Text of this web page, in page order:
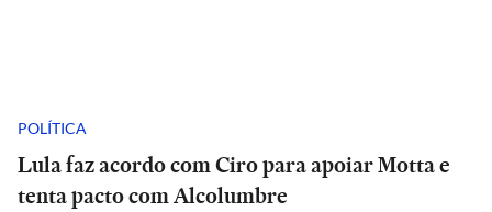
POLÍTICA
Lula faz acordo com Ciro para apoiar Motta e
tenta pacto com Alcolumbre